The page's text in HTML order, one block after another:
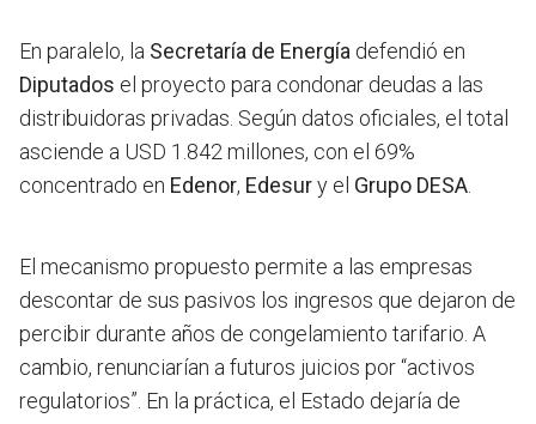
En paralelo, la Secretaría de Energía defendió en
Diputados el proyecto para condonar deudas a las
distribuidoras privadas. Según datos oficiales, el total
asciende a USD 1.842 millones, con el 69%
concentrado en Edenor, Edesury el Grupo DESA.
El mecanismo propuesto permite a las empresas
descontar de sus pasivos los ingresos que dejaron de
percibir durante años de congelamiento tarifario. A
cambio, renunciarían a futuros juicios por “activos
regulatorios”. En la práctica, el Estado dejaría de